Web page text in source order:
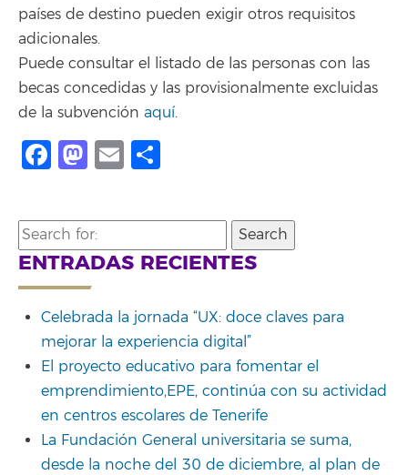
países de destino pueden exigir otros requisitos
adicionales.
Puede consultar el listado de las personas con las
becas concedidas y las provisionalmente excluidas
de la subvención aquí.
Facebook
Mastodon
Email
Search
for:
ENTRADAS RECIENTES
Celebrada la jornada “UX: doce claves para
mejorar la experiencia digital”
El proyecto educativo para fomentar el
emprendimiento,EPE, continúa con su actividad
en centros escolares de Tenerife
La Fundación General universitaria se suma,
desde la noche del 30 de diciembre, al plan de